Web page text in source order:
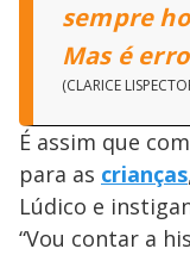
sempre
Mas é
(CLARICE
É assim que
para as crianças
Lúdico e
“Vou contar a